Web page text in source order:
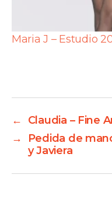
Maria J – Estudio
←
Claudia – Fine
→
Pedida de
y Javiera